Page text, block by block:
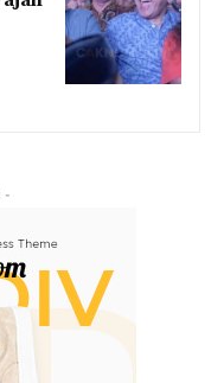
-